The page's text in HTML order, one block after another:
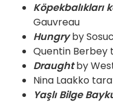
Köpekbalıkları
Gauvreau
Hungryby
Quentin Berbey
Draughtby
Nina Laakko
Yaşlı Bilge